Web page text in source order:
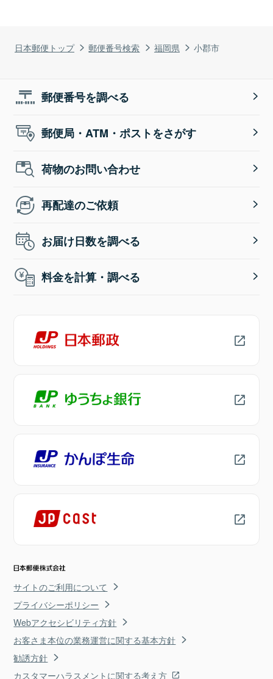
日本郵便トップ 郵便番号検索 福岡県 小郡市
郵便番号を調べる
郵便局・ATM・ポストをさがす
荷物のお問い合わせ
再配達のご依頼
お届け日数を調べる
料金を計算・調べる
サイトのご利用について
プライバシーポリシー
Webアクセシビリティ方針
お客さま本位の業務運営に関する基本方針
勧誘方針
カスタマーハラスメントに関する考え方